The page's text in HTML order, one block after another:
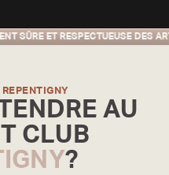
DES ARTICULATIONS
AU
CLUB
?